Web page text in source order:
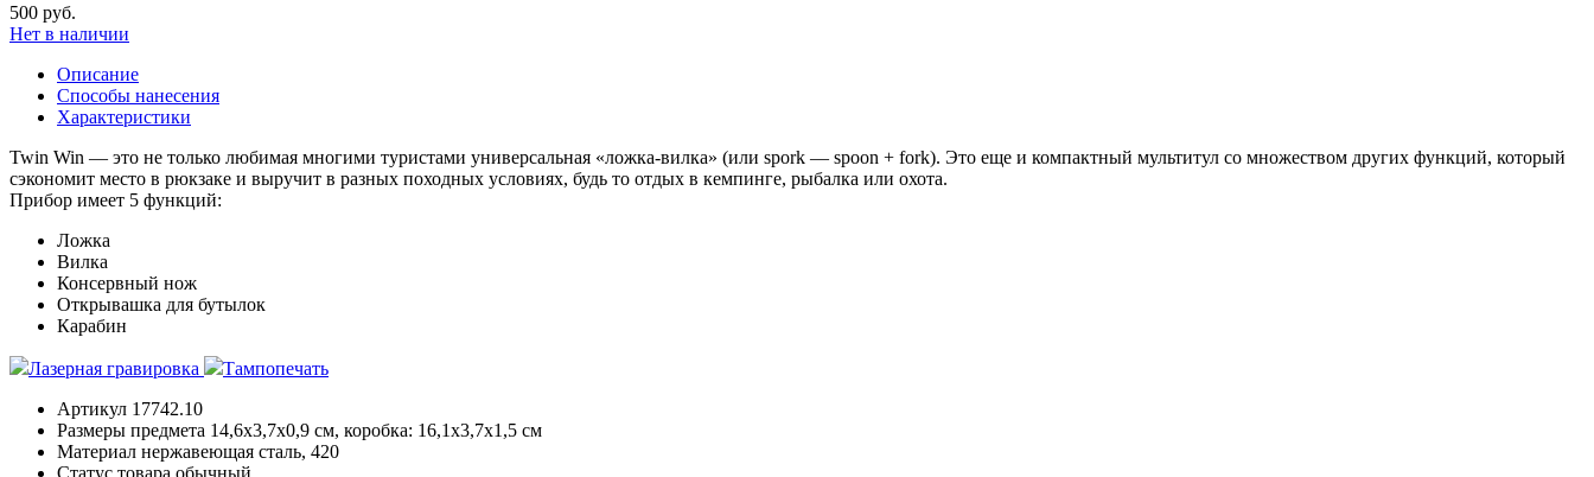
500 руб.
Нет в наличии
Описание
Способы нанесения
Характеристики
Twin Win — это не только любимая многими туристами универсальная «ложка-вилка» (или spork — spoon + fork). Это еще и компактный мультитул со множеством других функций, который
сэкономит место в рюкзаке и выручит в разных походных условиях, будь то отдых в кемпинге, рыбалка или охота.
Прибор имеет 5 функций:
Ложка
Вилка
Консервный нож
Открывашка для бутылок
Карабин
Лазерная гравировка
Тампопечать
Артикул 17742.10
Размеры предмета 14,6х3,7х0,9 см, коробка: 16,1х3,7х1,5 см
Материал нержавеющая сталь, 420
Статус товара обычный